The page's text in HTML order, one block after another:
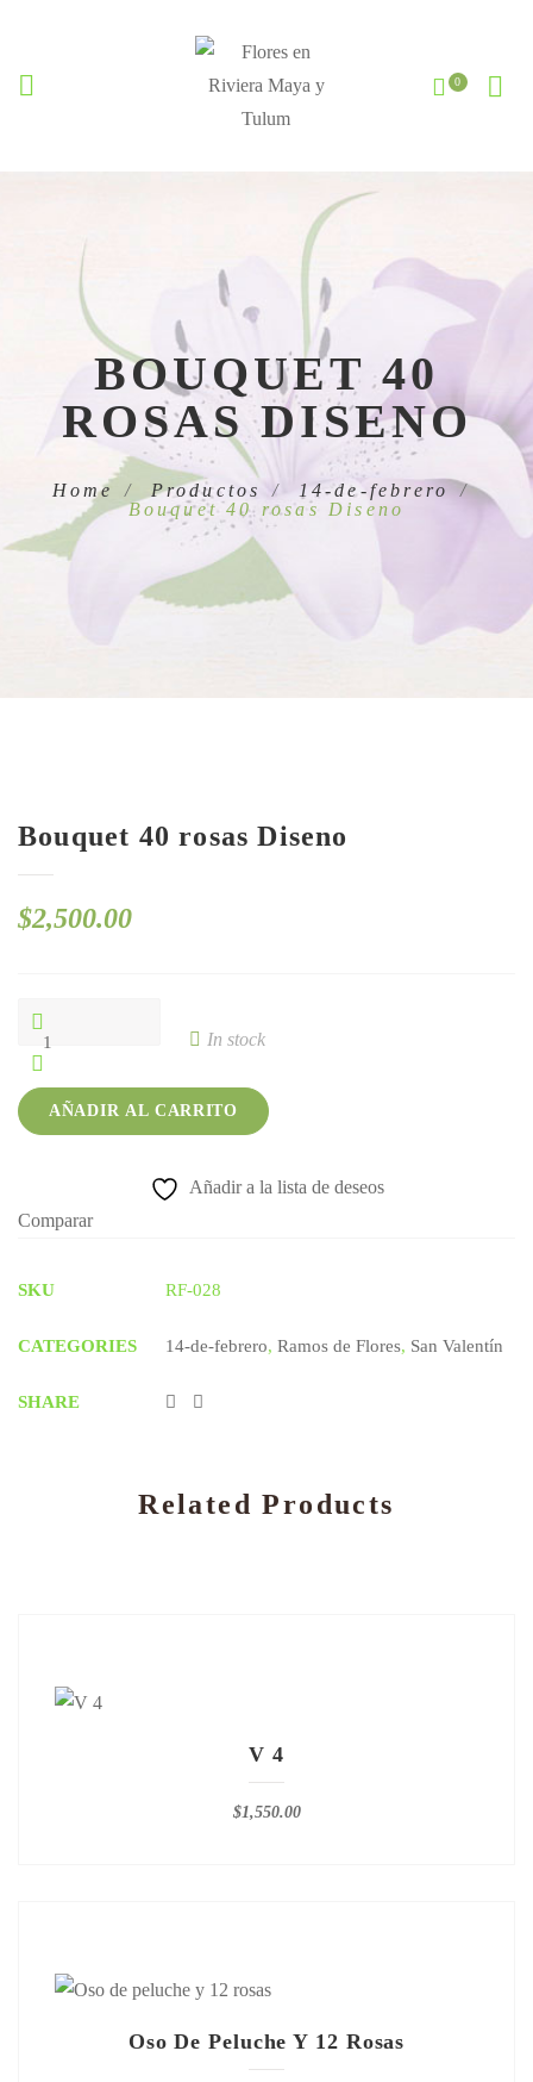
BOUQUET 40
ROSAS DISENO
Home Productos
14-de-febrero
Bouquet 40 rosas Diseno
Bouquet 40 rosas Diseno
$2,500.00
Bouquet
40
rosas
Diseno
quantity
In stock
AÑADIR AL CARRITO
Añadir a la lista de deseos
Comparar
SKU RF-028
CATEGORIES 14-de-febrero, Ramos de Flores, San Valentín
SHARE
Related Products
V 4
$1,550.00
Oso De Peluche Y 12 Rosas